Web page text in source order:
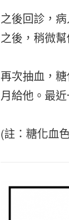
之後回診，
之後，稍微
再次抽血，
月給他。最
(註：糖化血